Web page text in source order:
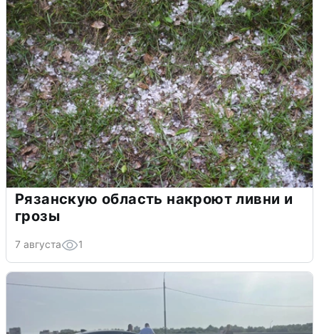
Рязанскую область накроют ливни и
грозы
7 августа 1